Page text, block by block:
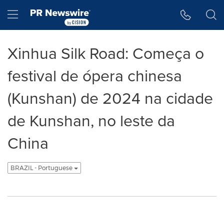
Hamburger menu
Xinhua Silk Road: Começa o
festival de ópera chinesa
(Kunshan) de 2024 na cidade
de Kunshan, no leste da
China
BRAZIL - Portuguese